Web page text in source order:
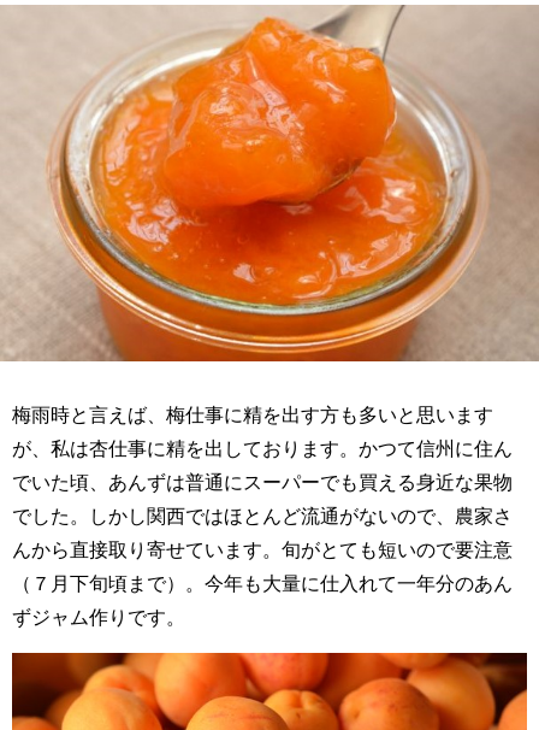
梅雨時と言えば、梅仕事に精を出す方も多いと思います
が、私は杏仕事に精を出しております。かつて信州に住ん
でいた頃、あんずは普通にスーパーでも買える身近な果物
でした。しかし関西ではほとんど流通がないので、農家さ
んから直接取り寄せています。旬がとても短いので要注意
（７月下旬頃まで）。今年も大量に仕入れて一年分のあん
ずジャム作りです。